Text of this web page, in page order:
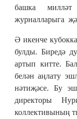
башка
журналларыга
Ә икенче
булды. Биредә
артып китте.
белән аңлату
нәтиҗәсе. Бу
директоры
коллективының